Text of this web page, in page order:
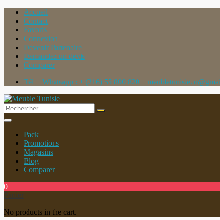
Accueil
Contact
Favoris
Connexion
Devenir Partenaire
Demandez un devis
Comparer
Tél + Whatsapp : + (216) 55 800 820 –
Toggle
navigation
Pack
Promotions
Magasins
Blog
Comparer
0
Panier
No products in the cart.